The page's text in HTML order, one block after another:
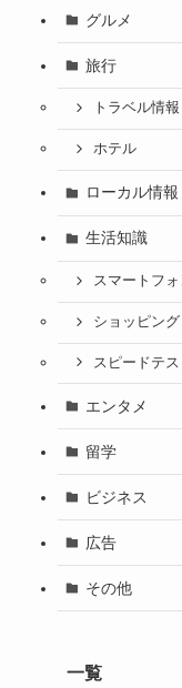
グルメ
旅行
トラベル情報
ホテル
ローカル情報
生活知識
スマートフ
ショッピング
スピードテス
エンタメ
留学
ビジネス
広告
その他
一覧